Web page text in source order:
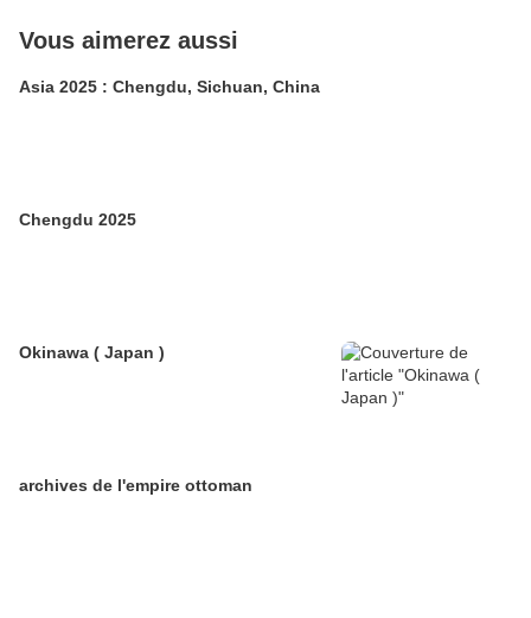
Vous aimerez aussi
Asia 2025 : Chengdu, Sichuan, China
Chengdu 2025
Okinawa ( Japan )
archives de l'empire ottoman